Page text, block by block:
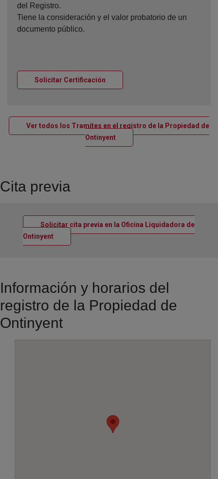
del Registro.
Tiene la consideración y el valor probatorio de un
documento público.
Solicitar Certificación
Ver todos los Tramites en el registro de la Propiedad de
OntinyentVentana nueva
Cita previa
Solicitar cita previa en la Oficina Liquidadora de
OntinyentVentana nueva
Información y horarios del
registro de la Propiedad de
Ontinyent